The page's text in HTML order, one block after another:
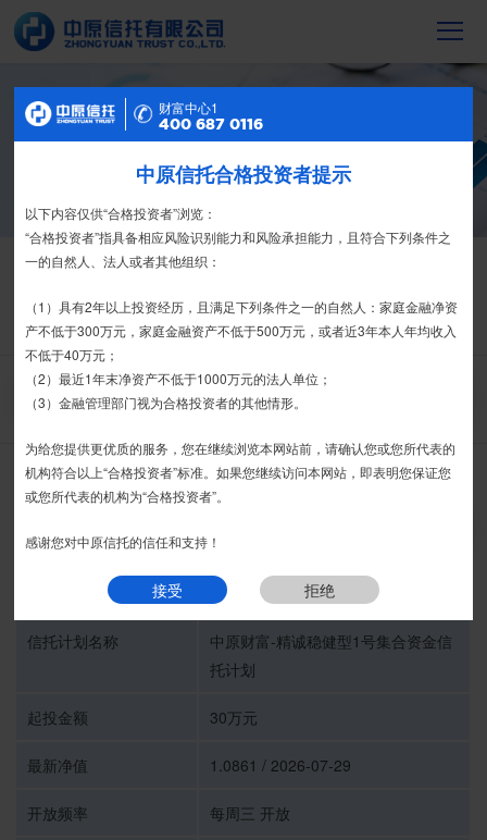
信托产品
截至2023年末，中原信托累计管理信托财
产16088亿元，按时足额交付到期信托财
信托产品
热销产品
栏目首页 热销产品 运营产品 净值产品
信息披露
精英理财俱乐部
家族信托 财富网点 客户反馈 征信异议申请
中原财富-精诚稳健型1号集合资金信托计划
中原信托有限公司
信托计划名称
中原财富-精诚稳健型1号集合资金信
托计划
起投金额 30万元
最新净值 1.0861 / 2026-07-29
开放频率 每周三 开放
财富中心2
400 687 0116
特别提示
尊敬的投资者：
合格投资者认证、风险测评、录音录像及电子合同签署应由投资者本人
亲自操作完成，不得由他人代办。
我司信托产品账户均以我司名义开立，所有认购信托产品的资金应根据
信托合同约定转入我司信托产品的银行专用账户。投资者认购我司信托产品
时，请注意不要向任何非我司账户转账、支付现金。
如有疑问，请联系您的专属客户经理或咨询我司客服电话400-
接受 拒绝
财富中心1
400 687 0116
中原信托合格投资者提示
以下内容仅供“合格投资者”浏览：
“合格投资者”指具备相应风险识别能力和风险承担能力，且符合下列条件之
一的自然人、法人或者其他组织：
（1）具有2年以上投资经历，且满足下列条件之一的自然人：家庭金融净资
产不低于300万元，家庭金融资产不低于500万元，或者近3年本人年均收入
不低于40万元；
（2）最近1年末净资产不低于1000万元的法人单位；
（3）金融管理部门视为合格投资者的其他情形。
为给您提供更优质的服务，您在继续浏览本网站前，请确认您或您所代表的
机构符合以上“合格投资者”标准。如果您继续访问本网站，即表明您保证您
或您所代表的机构为“合格投资者”。
感谢您对中原信托的信任和支持！
接受 拒绝